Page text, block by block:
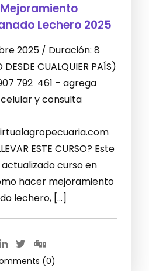
Lechero 2025
2025 / Duración: 8
CUALQUIER PAÍS)
792 461 – agrega
y consulta
ESTE CURSO? Este
curso en
hacer mejoramiento
lechero, […]
(0)